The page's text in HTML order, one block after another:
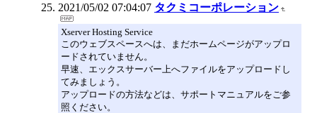
2021/05/02 07:04:07 タクミコーポレーション
Xserver Hosting Service
このウェブスペースへは、まだホームページがアップロ
ードされていません。
早速、エックスサーバー上へファイルをアップロードし
てみましょう。
アップロードの方法などは、サポートマニュアルをご参
照ください。